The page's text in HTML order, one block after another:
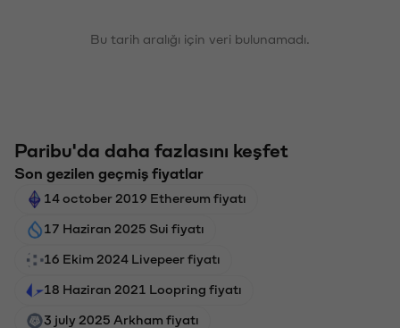
Bu tarih aralığı için veri bulunamadı.
Paribu'da daha fazlasını keşfet
Son gezilen geçmiş fiyatlar
14 october 2019 Ethereum fiyatı
17 Haziran 2025 Sui fiyatı
16 Ekim 2024 Livepeer fiyatı
18 Haziran 2021 Loopring fiyatı
3 july 2025 Arkham fiyatı